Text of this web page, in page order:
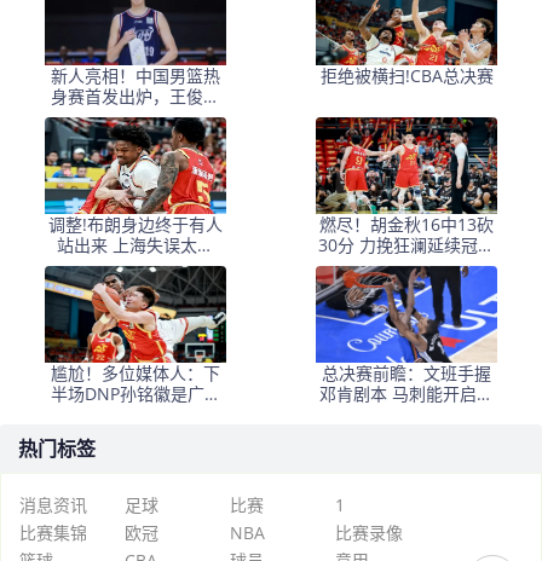
新人亮相！中国男篮热
身赛首发出炉，王俊杰
领衔+徐昕坐镇禁区
拒绝被横扫!CBA总决赛
调整!布朗身边终于有人
站出来 上海失误太多
+犯规困扰
燃尽！胡金秋16中13砍
30分 力挽狂澜延续冠军
悬念
尴尬！多位媒体人：下
半场DNP孙铭徽是广厦
总决赛前瞻：文班手握
邓肯剧本 马刺能开启新
热门标签
消息资讯 足球 比赛
1
比赛集锦
欧冠 NBA
比赛录像